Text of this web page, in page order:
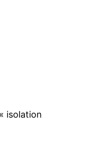
isolation